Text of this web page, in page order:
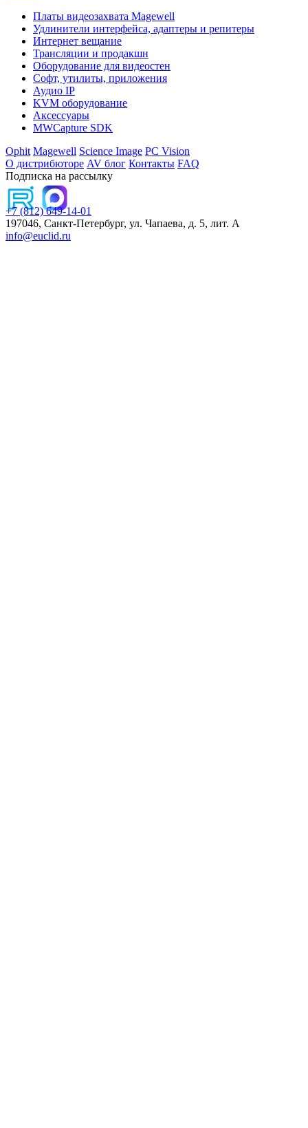
Платы видеозахвата Magewell
Удлинители интерфейса, адаптеры и репитеры
Интернет вещание
Трансляции и продакшн
Оборудование для видеостен
Софт, утилиты, приложения
Аудио IP
KVM оборудование
Аксессуары
MWCapture SDK
Ophit Magewell Science Image PC Vision
О дистрибюторе AV блог Контакты FAQ
Подписка на рассылку
+7 (812) 649-14-01
197046, Санкт-Петербург, ул. Чапаева, д. 5, лит. А
info@euclid.ru